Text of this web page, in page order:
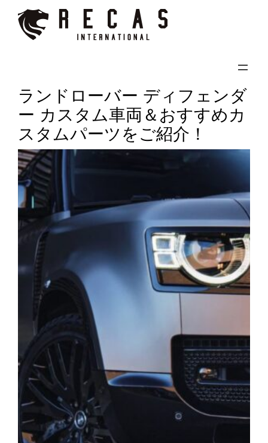
ランドローバー ディフェンダ
ー カスタム車両＆おすすめカ
スタムパーツをご紹介！